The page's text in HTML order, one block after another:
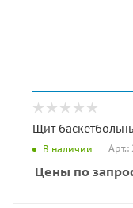
Щит
В наличии Арт.:
Цены по